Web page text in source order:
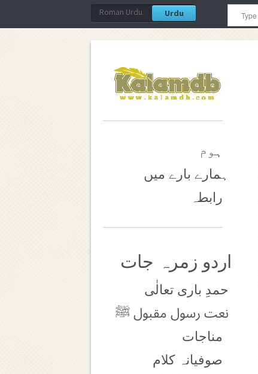
Roman Urdu Urdu
ہوم
ہمارے بارے میں
رابطہ
اردو زمرہ جات
حمدِ باری تعالٰی
نعت رسول مقبول ﷺ
مناجات
صوفیانہ کلام